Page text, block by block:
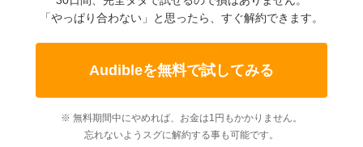
「やっぱり合わない」と思ったら、すぐ解約できます。
Audibleを無料で試してみる
※ 無料期間中にやめれば、お金は1円もかかりません。
忘れないようスグに解約する事も可能です。